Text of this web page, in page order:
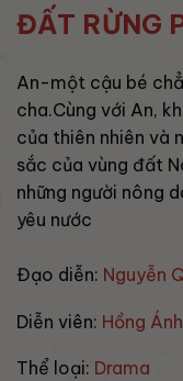
ĐẤT RỪNG
An-một cậu bé
cha.Cùng với An,
của thiên nhiên và
sắc của vùng đất
những người nông
yêu nước
Đạo diễn: Nguyễn
Diễn viên: Hồng Ánh
Thể loại: Drama